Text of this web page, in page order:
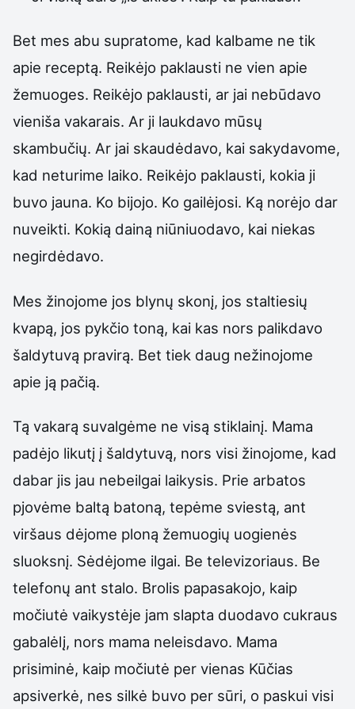
Bet mes abu supratome, kad kalbame ne tik
apie receptą. Reikėjo paklausti ne vien apie
žemuoges. Reikėjo paklausti, ar jai nebūdavo
vieniša vakarais. Ar ji laukdavo mūsų
skambučių. Ar jai skaudėdavo, kai sakydavome,
kad neturime laiko. Reikėjo paklausti, kokia ji
buvo jauna. Ko bijojo. Ko gailėjosi. Ką norėjo dar
nuveikti. Kokią dainą niūniuodavo, kai niekas
negirdėdavo.
Mes žinojome jos blynų skonį, jos staltiesių
kvapą, jos pykčio toną, kai kas nors palikdavo
šaldytuvą pravirą. Bet tiek daug nežinojome
apie ją pačią.
Tą vakarą suvalgėme ne visą stiklainį. Mama
padėjo likutį į šaldytuvą, nors visi žinojome, kad
dabar jis jau nebeilgai laikysis. Prie arbatos
pjovėme baltą batoną, tepėme sviestą, ant
viršaus dėjome ploną žemuogių uogienės
sluoksnį. Sėdėjome ilgai. Be televizoriaus. Be
telefonų ant stalo. Brolis papasakojo, kaip
močiutė vaikystėje jam slapta duodavo cukraus
gabalėlį, nors mama neleisdavo. Mama
prisiminė, kaip močiutė per vienas Kūčias
apsiverkė, nes silkė buvo per sūri, o paskui visi